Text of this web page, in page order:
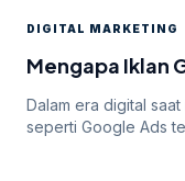
DIGITAL MARKETING
Mengapa Iklan
Dalam era digital
seperti Google Ads